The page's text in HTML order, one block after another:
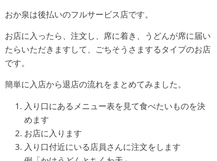
おか泉は後払いのフルサービス店です。
お店に入ったら、注文し、席に着き、うどんが席に届い
たらいただきますして、ごちそうさまするタイプのお店
です。
簡単に入店から退店の流れをまとめてみました。
入り口にあるメニュー表を見て食べたいものを決
めます
お店に入ります
入り口付近にいる店員さんに注文をします